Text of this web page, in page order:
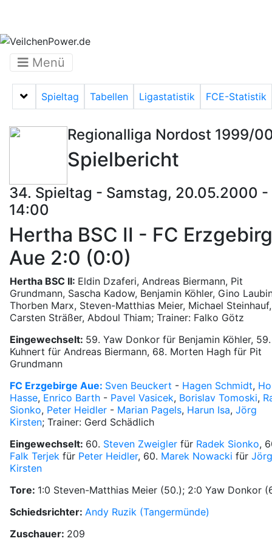
Menü
Menü auf-/zuklappen
Spieltag Tabellen Ligastatistik FCE-Statistik
Regionalliga Nordost 1999/
Spielbericht
34. Spieltag - Samstag, 20.05.2000 -
14:00
Hertha BSC II - FC
Aue 2:0 (0:0)
Hertha BSC II: Eldin Dzaferi, Andreas Biermann, Pit
Grundmann, Sascha Kadow, Benjamin Köhler, Gino
Thorben Marx, Steven-Matthias Meier, Michael Steinhauf,
Carsten Sträßer, Abdoul Thiam; Trainer: Falko Götz
Eingewechselt: 59. Yaw Donkor für Benjamin Köhler,
Kuhnert für Andreas Biermann, 68. Morten Hagh für Pit
Grundmann
FC Erzgebirge Aue: Sven Beuckert - Hagen Schmidt,
Hasse, Enrico Barth - Pavel Vasicek, Borislav Tomoski,
Sionko, Peter Heidler - Marian Pagels, Harun Isa, Jörg
Kirsten; Trainer: Gerd Schädlich
Eingewechselt: 60. Steven Zweigler für Radek Sionko,
Falk Terjek für Peter Heidler, 60. Marek Nowacki für Jörg
Kirsten
Tore: 1:0 Steven-Matthias Meier (50.); 2:0 Yaw Donkor
Schiedsrichter: Andy Ruzik (Tangermünde)
Zuschauer: 209